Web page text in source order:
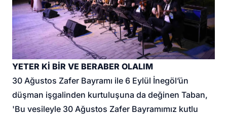
YETER Kİ BİR VE BERABER OLALIM
30 Ağustos Zafer Bayramı ile 6 Eylül İnegöl’ün
düşman işgalinden kurtuluşuna da değinen Taban,
'Bu vesileyle 30 Ağustos Zafer Bayramımız kutlu